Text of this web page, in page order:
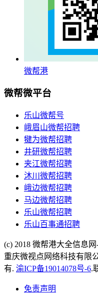
微帮港
微帮微平台
乐山微帮号
峨眉山微帮招聘
犍为微帮招聘
井研微帮招聘
夹江微帮招聘
沐川微帮招聘
峨边微帮招聘
马边微帮招聘
乐山微帮招聘
乐山百事通招聘
(c) 2018 微帮港大全信息
重庆微视点网络科技有限
有. 渝ICP备19014078号-6.
免责声明